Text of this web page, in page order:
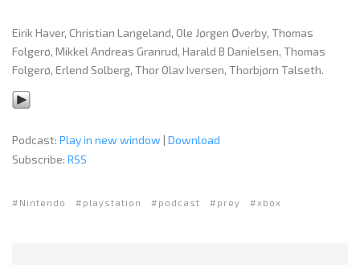
Eirik Haver, Christian Langeland, Ole Jørgen Øverby, Thomas
Folgerø, Mikkel Andreas Granrud, Harald B Danielsen, Thomas
Folgerø, Erlend Solberg, Thor Olav Iversen, Thorbjørn Talseth.
Podcast: Play in new window | Download
Subscribe: RSS
Nintendo playstation podcast prey xbox